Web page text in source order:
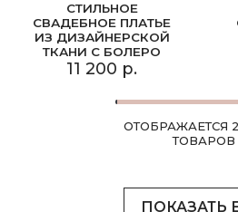
СТИЛЬНОЕ
СВАДЕБНОЕ ПЛАТЬЕ
ИЗ ДИЗАЙНЕРСКОЙ
ТКАНИ С БОЛЕРО
11 200 р.
ОТОБРАЖАЕТСЯ 2
ТОВАРОВ
ПОКАЗАТЬ